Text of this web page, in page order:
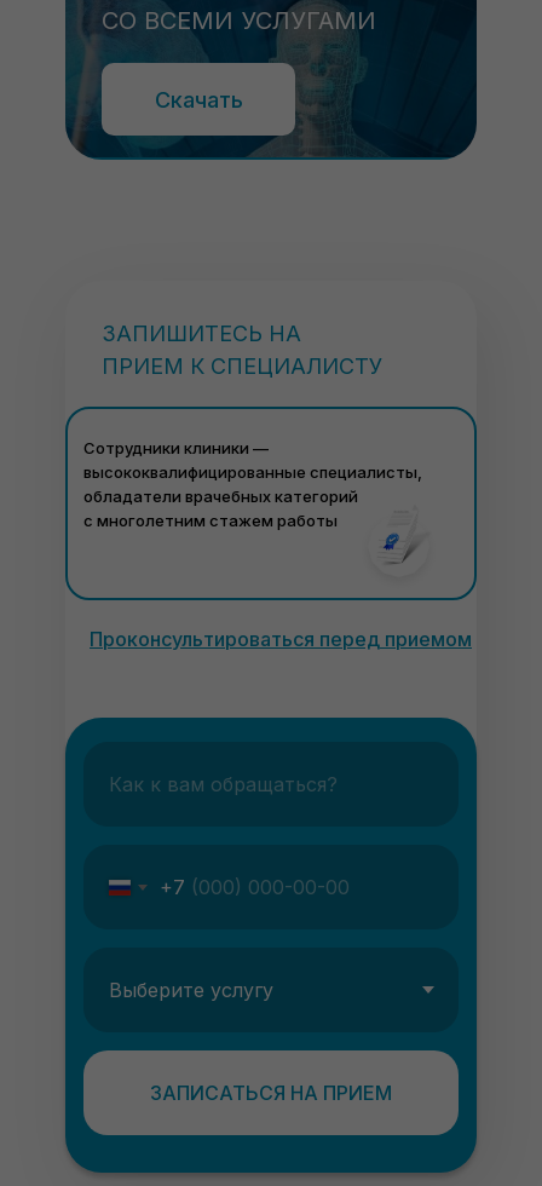
СО ВСЕМИ УСЛУГАМИ
Скачать
+7
ЗАПИСАТЬСЯ НА ПРИЕМ
Сотрудники клиники —
высококвалифицированные специалисты,
обладатели врачебных категорий
с многолетним стажем работы
ЗАПИШИТЕСЬ НА
ПРИЕМ К СПЕЦИАЛИСТУ
Проконсультироваться перед приемом